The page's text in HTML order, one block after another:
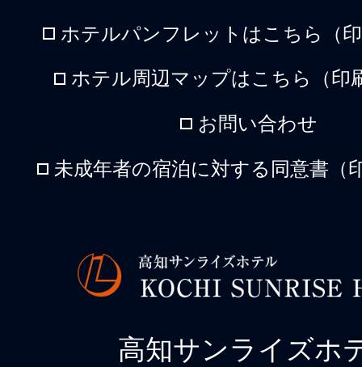
ホテルパンフレットはこちら（
ホテル周辺マップはこちら（印
お問い合わせ
未成年者の宿泊に対する同意書（
高知サンライズホ